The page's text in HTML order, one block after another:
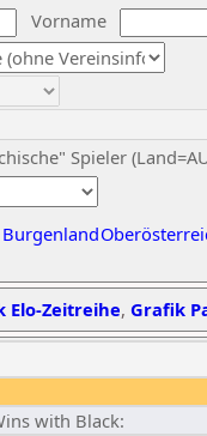
Vorname
Spieler
Burgenland
Elo-Zeitreihe, Grafik
with Black: